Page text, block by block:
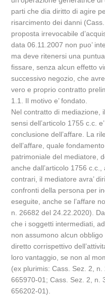
parti che dia diritto di agire
risarcimento dei danni
proposta irrevocabile
data 06.11.2007 non puo’
ma deve ritenersi una
fissare, senza alcun effetto
successivo negozio, che
vero e proprio contratto
1.1. Il motivo e’ fondato.
Nel contratto di mediazione,
sensi dell’articolo 1755 c.c.
conclusione dell’affare. La
dell’affare, quale
patrimoniale del mediatore,
anche dall’articolo 1756
contrari, il mediatore avra’
confronti della persona per
eseguite, anche se l’affare
n. 26682 del 24.22.2020).
che i soggetti intermediati,
non assumono alcun
diretto corrispettivo
loro vantaggio, se non al
(ex plurimis: Cass. Sez. 2,
665970-01; Cass. Sez. 2, n.
656202-01).